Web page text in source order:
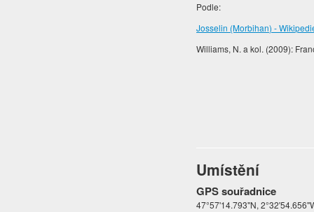
Podle:
Josselin (Morbihan) -
Williams, N. a kol. (2009):
Umístění
GPS souřadnice
47°57'14.793"N,